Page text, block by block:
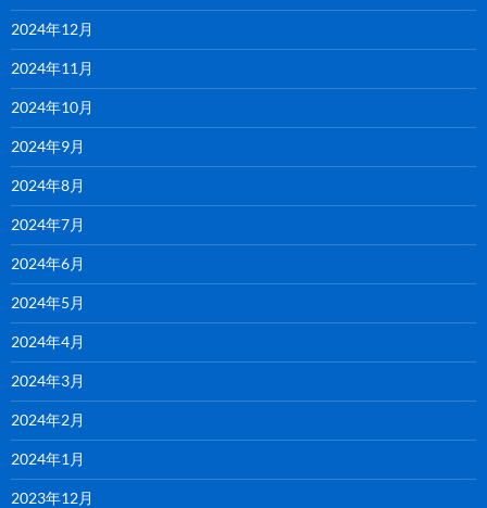
2024年12月
2024年11月
2024年10月
2024年9月
2024年8月
2024年7月
2024年6月
2024年5月
2024年4月
2024年3月
2024年2月
2024年1月
2023年12月